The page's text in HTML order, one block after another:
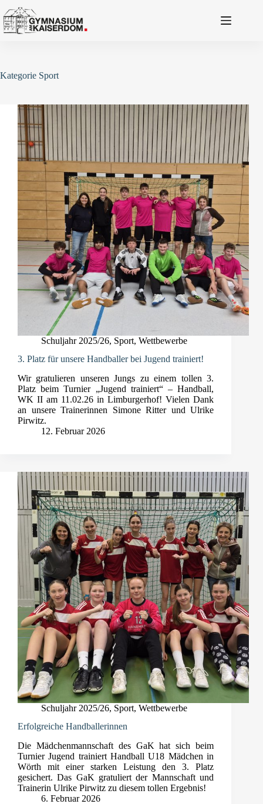
Inhalt
springen
Kategorie Sport
Schuljahr 2025/26, Sport, Wettbewerbe
3. Platz für unsere Handballer bei Jugend trainiert!
Wir gratulieren unseren Jungs zu einem tollen 3.
Platz beim Turnier „Jugend trainiert“ – Handball,
WK II am 11.02.26 in Limburgerhof! Vielen Dank
an unsere Trainerinnen Simone Ritter und Ulrike
Pirwitz.
12. Februar 2026
Schuljahr 2025/26, Sport, Wettbewerbe
Erfolgreiche Handballerinnen
Die Mädchenmannschaft des GaK hat sich beim
Turnier Jugend trainiert Handball U18 Mädchen in
Wörth mit einer starken Leistung den 3. Platz
gesichert. Das GaK gratuliert der Mannschaft und
Trainerin Ulrike Pirwitz zu diesem tollen Ergebnis!
6. Februar 2026